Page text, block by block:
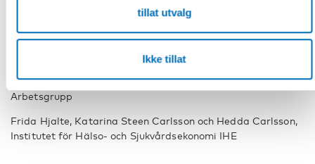
tillat utvalg
Ikke tillat
Hans Olav Melberg, Folkehelseinstituttet, Norge
Lisa Brouwers, Folkhälsomyndigheten, Sverige
Arbetsgrupp
Frida Hjalte, Katarina Steen Carlsson och Hedda Carlsson,
Institutet för Hälso- och Sjukvårdsekonomi IHE